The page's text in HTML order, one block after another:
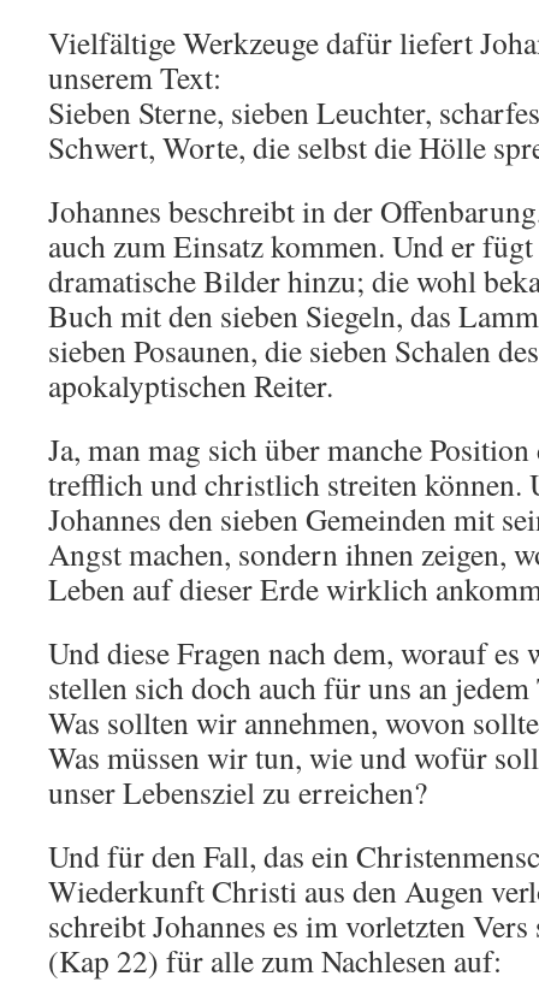
Vielfältige Werkzeuge dafür liefert
unserem Text:
Sieben Sterne, sieben Leuchter,
Schwert, Worte, die selbst die Hölle
Johannes beschreibt in der
auch zum Einsatz kommen. Und er
dramatische Bilder hinzu; die wohl
Buch mit den sieben Siegeln, das
sieben Posaunen, die sieben Schalen
apokalyptischen Reiter.
Ja, man mag sich über manche Position
trefflich und christlich streiten können.
Johannes den sieben Gemeinden mit
Angst machen, sondern ihnen zeigen,
Leben auf dieser Erde wirklich
Und diese Fragen nach dem, worauf
stellen sich doch auch für uns an jedem
Was sollten wir annehmen, wovon
Was müssen wir tun, wie und wofür
unser Lebensziel zu erreichen?
Und für den Fall, das ein
Wiederkunft Christi aus den Augen
schreibt Johannes es im vorletzten
(Kap 22) für alle zum Nachlesen auf: